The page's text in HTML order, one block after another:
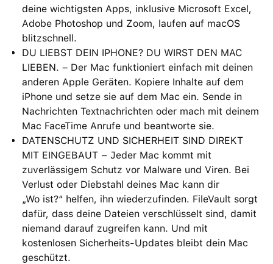
deine wichtigsten Apps, inklusive Microsoft Excel,
Adobe Photoshop und Zoom, laufen auf macOS
blitzschnell.
DU LIEBST DEIN IPHONE? DU WIRST DEN MAC
LIEBEN. – Der Mac funktioniert einfach mit deinen
anderen Apple Geräten. Kopiere Inhalte auf dem
iPhone und setze sie auf dem Mac ein. Sende in
Nachrichten Textnachrichten oder mach mit deinem
Mac FaceTime Anrufe und beantworte sie.
DATENSCHUTZ UND SICHERHEIT SIND DIREKT
MIT EINGEBAUT − Jeder Mac kommt mit
zuverlässigem Schutz vor Malware und Viren. Bei
Verlust oder Diebstahl deines Mac kann dir
„Wo ist?“ helfen, ihn wiederzufinden. FileVault sorgt
dafür, dass deine Dateien verschlüsselt sind, damit
niemand darauf zugreifen kann. Und mit
kostenlosen Sicherheits-Updates bleibt dein Mac
geschützt.